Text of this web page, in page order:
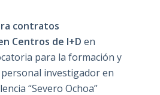
contratos
Centros de I+D en
para la formación y
investigador en
“Severo Ochoa”